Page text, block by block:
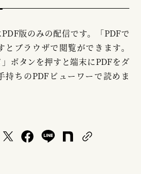
版のみの配信です。「PDFで
ブラウザで閲覧ができます。
」ボタンを押すと端末にPDFをダ
持ちのPDFビューワーで読めま